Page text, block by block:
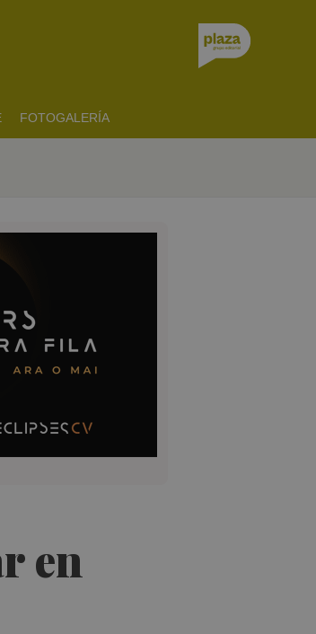
FOTOGALERÍA
en